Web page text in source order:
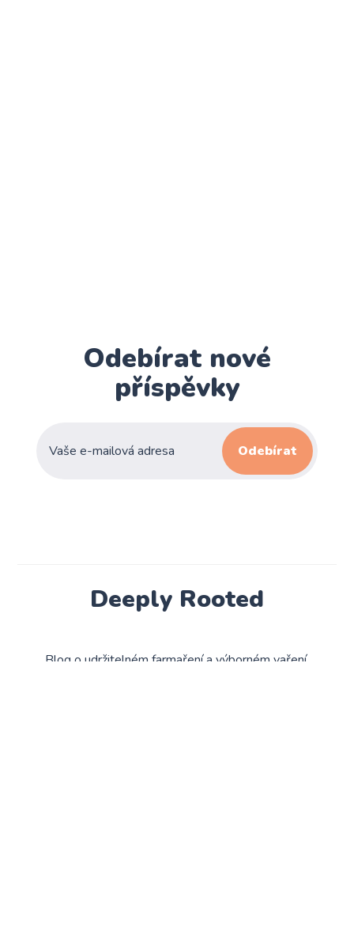
Odebírat nové
příspěvky
Odebírat
Deeply Rooted
Blog o udržitelném farmaření a výborném vaření.